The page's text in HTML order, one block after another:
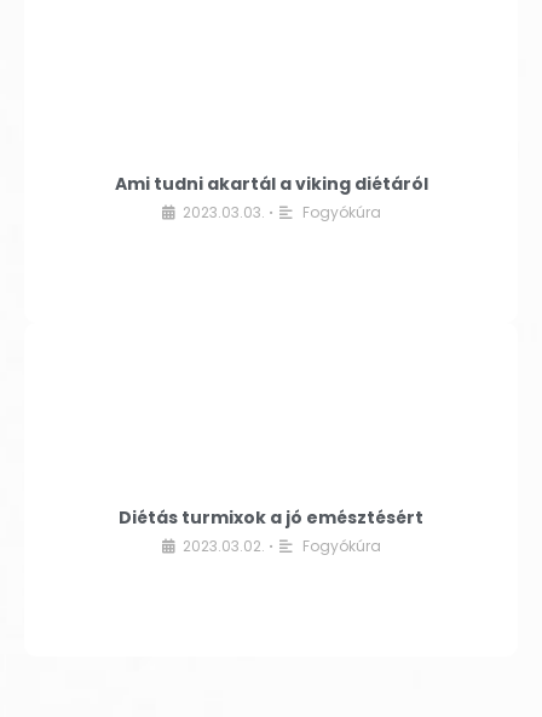
Ami tudni akartál a viking diétáról
2023.03.03. • Fogyókúra
Diétás turmixok a jó emésztésért
2023.03.02. • Fogyókúra